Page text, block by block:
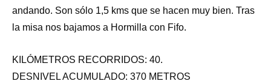
andando. Son sólo 1,5 kms que se hacen muy bien. Tras
la misa nos bajamos a Hormilla con Fifo.
KILÓMETROS RECORRIDOS: 40.
DESNIVEL ACUMULADO: 370 METROS